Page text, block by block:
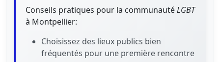
Conseils pratiques pour la communautéLGBT
à Montpellier:
Choisissez des lieux publics bien
fréquentés pour une première rencontre